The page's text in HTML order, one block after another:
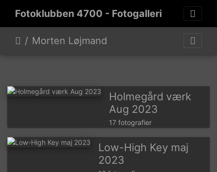
Fotoklubben 4700 - Fotogalleri
Morten Løjmand
Holmegård værk
Aug 2023
17 fotografier
Low-High Key maj
2023